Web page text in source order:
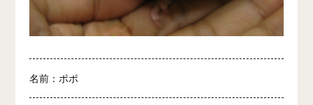
名前：ポポ